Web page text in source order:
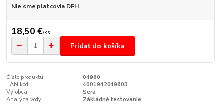
Nie sme platcovia DPH
18,50 €/ks
Pridať do košíka
Číslo produktu:
04960
EAN kód:
4001942049603
Výrobca:
Sera
Analýza vody:
Základné testovanie